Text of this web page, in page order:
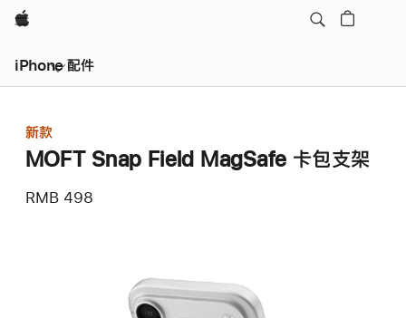
Apple
iPhone 配件
新款
MOFT Snap Field MagSafe 卡包支架
RMB 498